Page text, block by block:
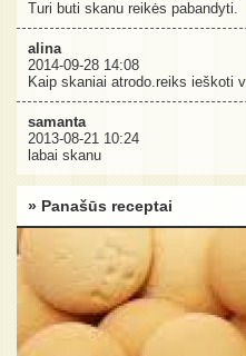
Turi buti skanu reikės pabandyti.
alina
2014-09-28 14:08
Kaip skaniai atrodo.reiks ieškoti
samanta
2013-08-21 10:24
labai skanu
» Panašūs receptai